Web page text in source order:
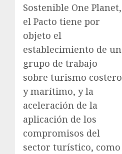
Sostenible One Planet,
el Pacto tiene por
objeto el
establecimiento de un
grupo de trabajo
sobre turismo costero
y marítimo, y la
aceleración de la
aplicación de los
compromisos del
sector turístico, como